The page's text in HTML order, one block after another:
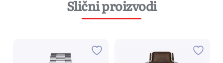
Slični proizvodi